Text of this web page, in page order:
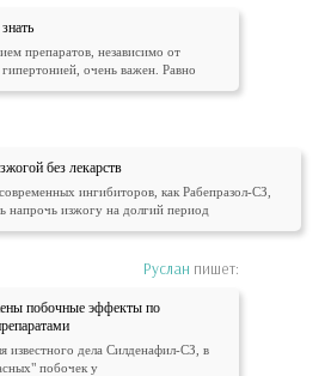
препаратов, независимо от
очень важен. Равно
без лекарств
ингибиторов, как Рабепразол-СЗ,
напрочь изжогу на долгий период
Руслан пишет:
побочные эффекты по
известного дела Силденафил-СЗ, в
побочек у